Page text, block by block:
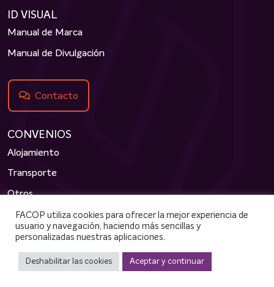
ID VISUAL
Manual de Marca
Manual de Divulgación
Contacto
CONVENIOS
Alojamiento
Transporte
Otros
Cosméticos
Alianzas
FACOP utiliza cookies para ofrecer la mejor experiencia de
usuario y navegación, haciendo más sencillas y
personalizadas nuestras aplicaciones.
Deshabilitar las cookies Aceptar y continuar